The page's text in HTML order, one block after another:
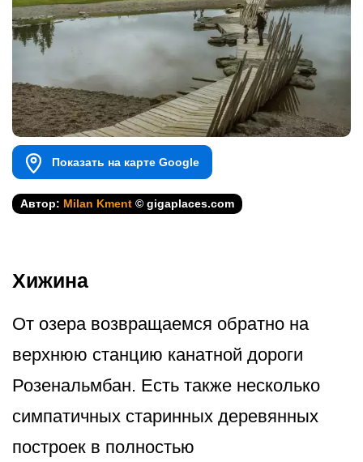
Показать на карте Google
Автор: Milan Kment © gigaplaces.com
Хижина
От озера возвращаемся обратно на
верхнюю станцию канатной дороги
Розенальмбан. Есть также несколько
симпатичных старинных деревянных
построек в полностью